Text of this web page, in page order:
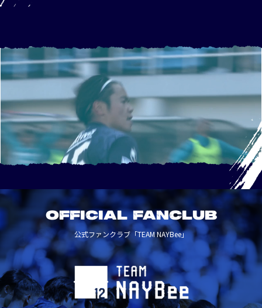
OFFICIAL FANCLUB
公式ファンクラブ「TEAM NAYBee」